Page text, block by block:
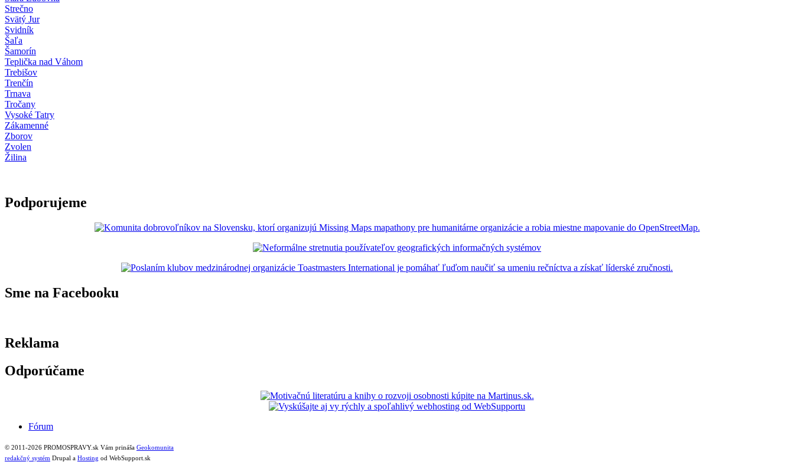
Strečno
Svätý Jur
Svidník
Šaľa
Šamorín
Teplička nad Váhom
Trebišov
Trenčín
Trnava
Tročany
Vysoké Tatry
Zákamenné
Zborov
Zvolen
Žilina
Podporujeme
Sme na Facebooku
Reklama
Odporúčame
Fórum
© 2011-2026 PROMOSPRAVY.sk Vám prináša Geokomunita
redakčný systém Drupal a Hosting od WebSupport.sk